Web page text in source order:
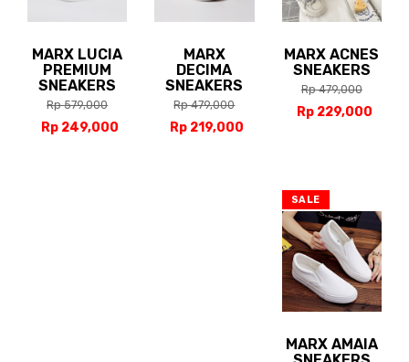
MARX LUCIA
PREMIUM
SNEAKERS
Rp 579,000
Rp 249,000
MARX
DECIMA
SNEAKERS
Rp 479,000
Rp 219,000
MARX ACNES
SNEAKERS
Rp 479,000
Rp 229,000
SALE
MARX AMAIA